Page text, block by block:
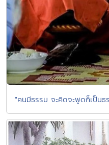
"คนมีธรรม จะคิดจะพูดก็เป็